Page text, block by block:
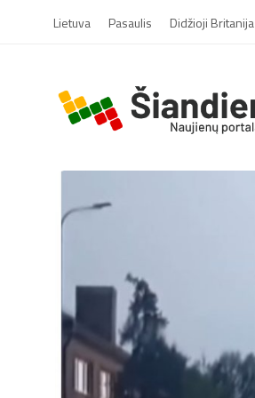
Lietuva Pasaulis Didžioji Britanija
S
n
i